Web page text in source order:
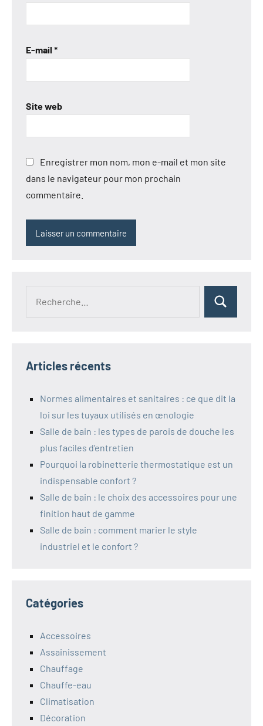
E-mail *
Site web
Enregistrer mon nom, mon e-mail et mon site
dans le navigateur pour mon prochain
commentaire.
Rechercher
Articles récents
Normes alimentaires et sanitaires : ce que dit la
loi sur les tuyaux utilisés en œnologie
Salle de bain : les types de parois de douche les
plus faciles d’entretien
Pourquoi la robinetterie thermostatique est un
indispensable confort ?
Salle de bain : le choix des accessoires pour une
finition haut de gamme
Salle de bain : comment marier le style
industriel et le confort ?
Catégories
Accessoires
Assainissement
Chauffage
Chauffe-eau
Climatisation
Décoration